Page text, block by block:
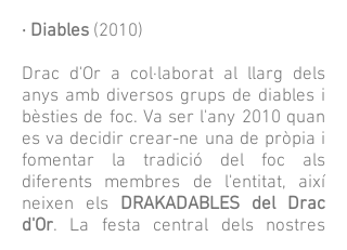
· Diables (2010)
Drac d'Or a col·laborat al llarg dels
anys amb diversos grups de diables i
bèsties de foc. Va ser l'any 2010 quan
es va decidir crear-ne una de pròpia i
fomentar la tradició del foc als
diferents membres de l'entitat, així
neixen els DRAKADABLES del Drac
d'Or. La festa central dels nostres